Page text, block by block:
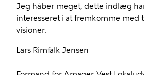
Jeg håber meget, dette indlæg
interesseret i at fremkomme med
visioner.
Lars Rimfalk Jensen